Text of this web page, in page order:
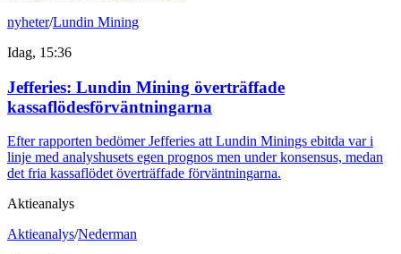
nyheter/Lundin Mining
Idag, 15:36
Jefferies: Lundin Mining överträffade
kassaflödesförväntningarna
Efter rapporten bedömer Jefferies att Lundin Minings ebitda var i
linje med analyshusets egen prognos men under konsensus, medan
det fria kassaflödet överträffade förväntningarna.
Aktieanalys
Aktieanalys/Nederman